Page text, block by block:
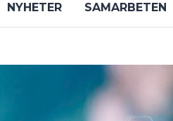
NYHETER SAMARBETEN